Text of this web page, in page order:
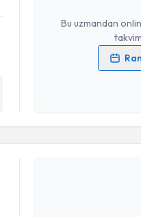
Bu uzmandan
Kişisel verilerimin
Takvim
Randevu Takvimi Talebi
Op. Dr. Mustafa Kakşi